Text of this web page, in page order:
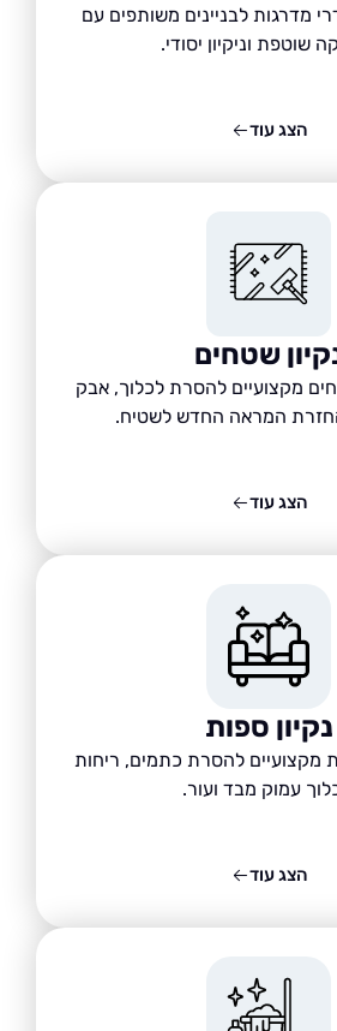
לבניינים משותפים עם
יסודי.
שטחים
להסרת לכלוך, אבק
החדש לשטיח.
ספות
להסרת כתמים, ריחות
מבד ועור.